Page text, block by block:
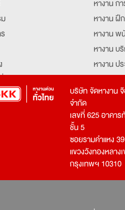
ยว
น้าที่รักษาความปลอดภัย
หางาน กา
หางาน ฝึ
หางาน พ
หางาน บ
หางาน ป
หางาน รั
หางาน ป
หางาน จ
หางาน กุ๊ก
หางาน นั
หางาน
บริษัท จัดหางาน
จำกัด
เลขที่ 625 อาคา
ชั้น 5
ซอยรามคำแหง
แขวงวังทองหลาง
กรุงเทพฯ 10310